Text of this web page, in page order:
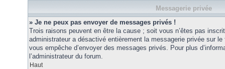
Messagerie privée
» Je ne peux pas envoyer de messages privés !
Trois raisons peuvent en être la cause ; soit vous n’êtes pas
administrateur a désactivé entièrement la messagerie privée sur
vous empêche d’envoyer des messages privés. Pour plus
l’administrateur du forum.
Haut